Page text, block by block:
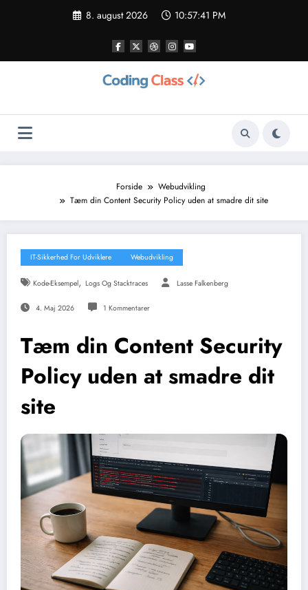
8. august 2026 10:57:42 PM
Forside
Webudvikling
Tæm din Content Security Policy uden at smadre dit site
IT-Sikkerhed For Udviklere Webudvikling
Kode-Eksempel, Logs Og Stacktraces Lasse Falkenberg
4. Maj 2026 1 Kommentarer
Tæm din Content Security
Policy uden at smadre dit
site